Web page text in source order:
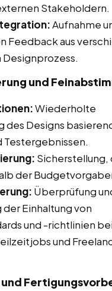
Stakeholdern.
Aufnahme
Feedback aus
Designprozess.
und
Wiederholte
des Designs
Testergebnissen.
Sicherstellung,
der
Überprüfung
Einhaltung von
und -richtlinien
und